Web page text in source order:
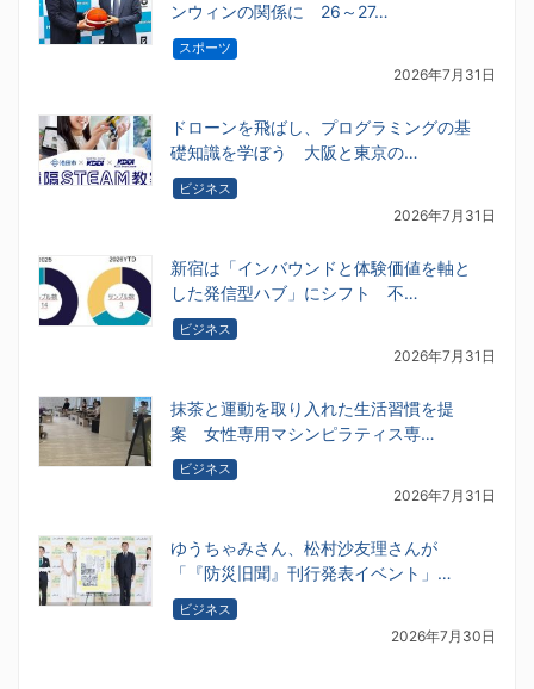
ンウィンの関係に 26～27…
スポーツ
2026年7月31日
ドローンを飛ばし、プログラミングの基
礎知識を学ぼう 大阪と東京の…
ビジネス
2026年7月31日
新宿は「インバウンドと体験価値を軸と
した発信型ハブ」にシフト 不…
ビジネス
2026年7月31日
抹茶と運動を取り入れた生活習慣を提
案 女性専用マシンピラティス専…
ビジネス
2026年7月31日
ゆうちゃみさん、松村沙友理さんが
「『防災旧聞』刊行発表イベント」…
ビジネス
2026年7月30日